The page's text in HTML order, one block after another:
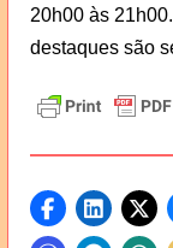
20h00 às
destaques são